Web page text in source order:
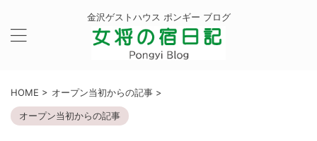
金沢ゲストハウス ポンギー ブログ
HOME > オープン当初からの記事 >
オープン当初からの記事